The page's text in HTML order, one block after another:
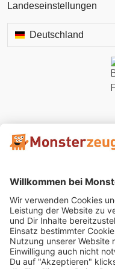
Landeseinstellungen
Deutschland